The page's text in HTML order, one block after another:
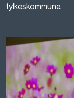
fylkeskommune.